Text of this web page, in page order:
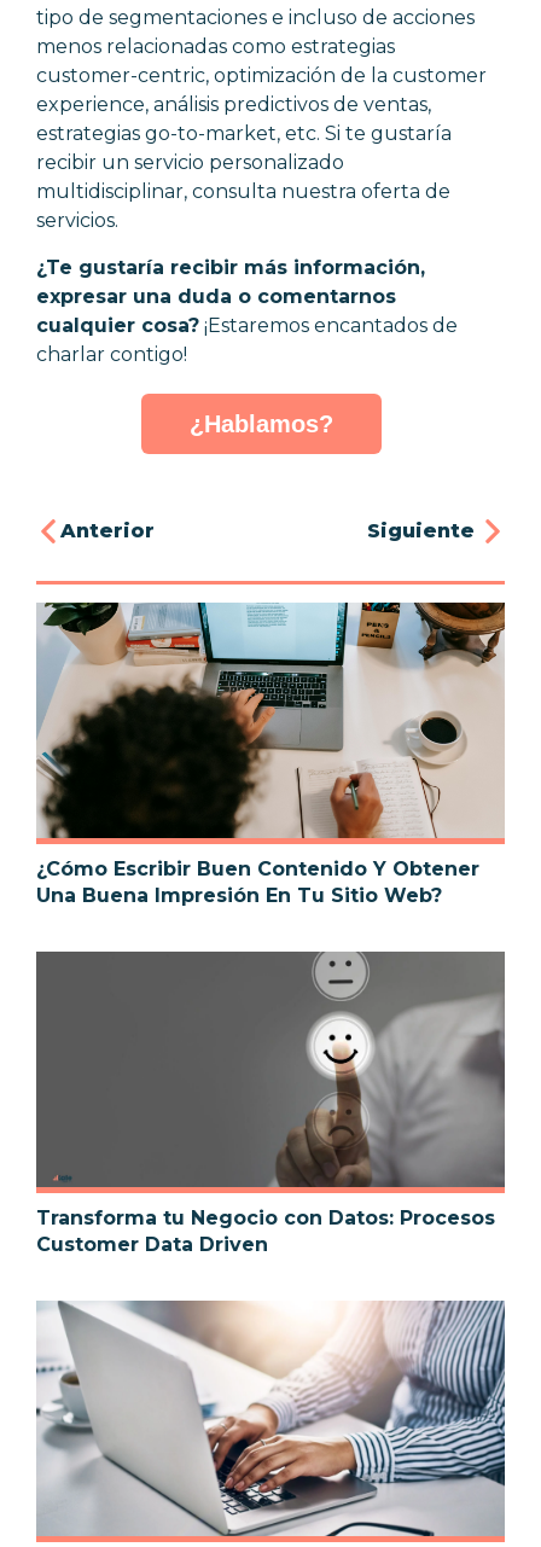
tipo de segmentaciones e incluso de acciones
menos relacionadas como estrategias
customer-centric, optimización de la customer
experience, análisis predictivos de ventas,
estrategias go-to-market, etc. Si te gustaría
recibir un servicio personalizado
multidisciplinar, consulta nuestra oferta de
servicios.
¿Te gustaría recibir más información,
expresar una duda o comentarnos
cualquier cosa? ¡Estaremos encantados de
charlar contigo!
¿Hablamos?
Anterior Siguiente
¿Cómo Escribir Buen Contenido Y Obtener
Una Buena Impresión En Tu Sitio Web?
Transforma tu Negocio con Datos: Procesos
Customer Data Driven